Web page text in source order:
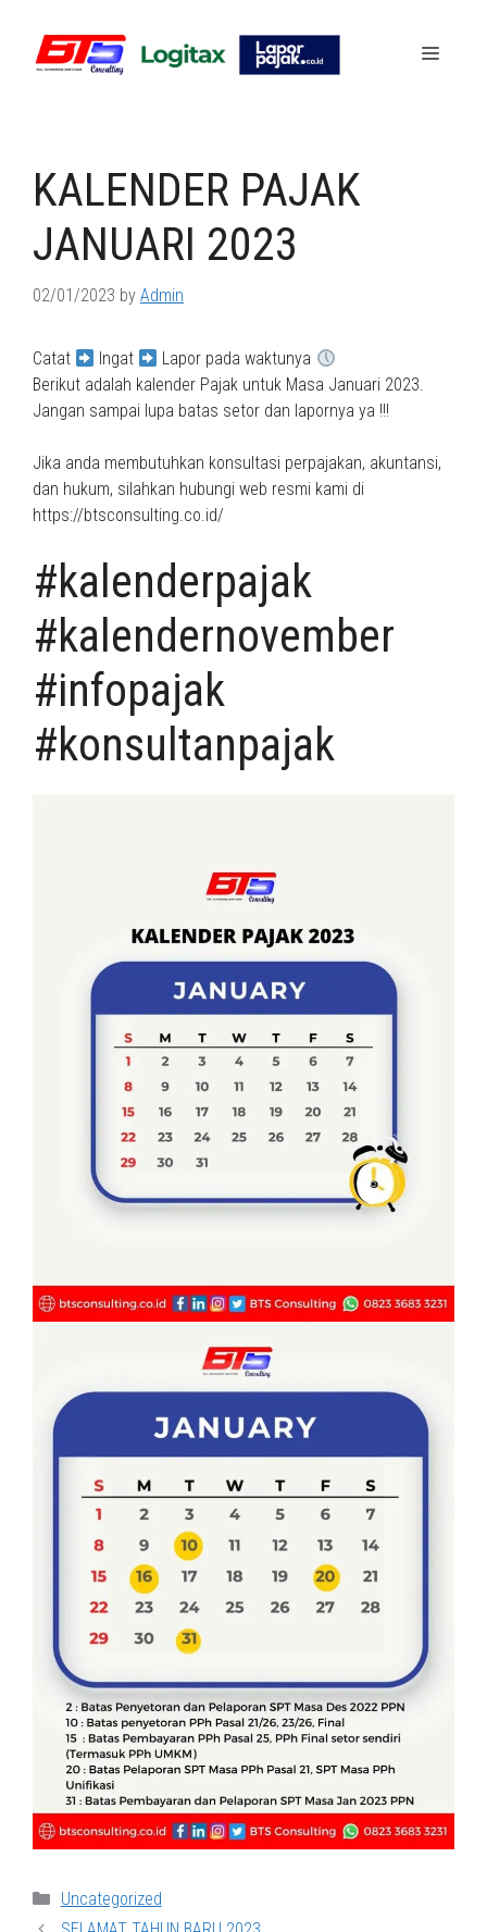
content
Menu
KALENDER PAJAK
JANUARI 2023
02/01/2023 by Admin
Catat Ingat
Lapor pada waktunya
Berikut adalah kalender Pajak untuk Masa Januari 2023.
Jangan sampai lupa batas setor dan lapornya ya !!!
Jika anda membutuhkan konsultasi perpajakan, akuntansi,
dan hukum, silahkan hubungi web resmi kami di
https://btsconsulting.co.id/
#kalenderpajak
#kalendernovember
#infopajak
#konsultanpajak
Categories
Uncategorized